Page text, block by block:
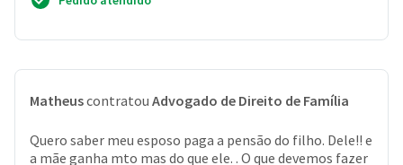
Matheuscontratou Advogado de Direito de Família
Quero saber meu esposo paga a pensão do filho. Dele!! e
a mãe ganha mto mas do que ele. . O que devemos fazer